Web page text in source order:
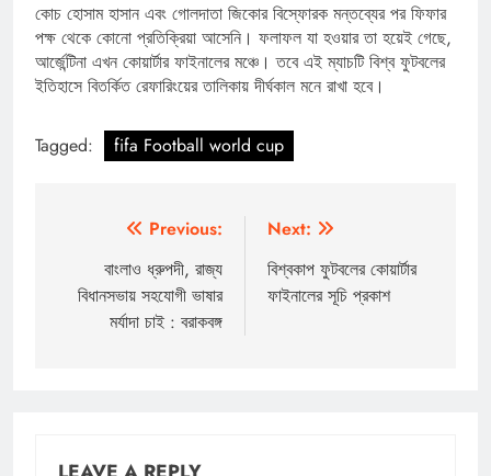
কোচ হোসাম হাসান এবং গোলদাতা জিকোর বিস্ফোরক মন্তব্যের পর ফিফার
পক্ষ থেকে কোনো প্রতিক্রিয়া আসেনি। ফলাফল যা হওয়ার তা হয়েই গেছে,
আর্জেন্টিনা এখন কোয়ার্টার ফাইনালের মঞ্চে। তবে এই ম্যাচটি বিশ্ব ফুটবলের
ইতিহাসে বিতর্কিত রেফারিংয়ের তালিকায় দীর্ঘকাল মনে রাখা হবে।
Tagged: fifa Football world cup
navigation
Previous:
বাংলাও ধ্রুপদী, রাজ্য
বিধানসভায় সহযোগী ভাষার
মর্যাদা চাই : বরাকবঙ্গ
Next:
বিশ্বকাপ ফুটবলের কোয়ার্টার
ফাইনালের সূচি প্রকাশ